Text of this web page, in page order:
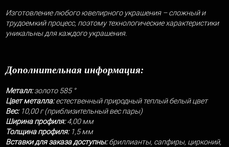
Изготовление любого ювелирного украшения – сложный и
трудоемкий процесс, поэтому технологические характеристики
уникальны для каждого украшения.
Дополнительная информация:
Металл:золото 585 °
Цвет металла:естественный природный теплый белый цвет
Вес:10,00 г (приблизительный вес пары)
Ширина профиля:4,00 мм
Толщина профиля: 1,5 мм
Вставки для заказа доступны:бриллианты, сапфиры, цирконий,